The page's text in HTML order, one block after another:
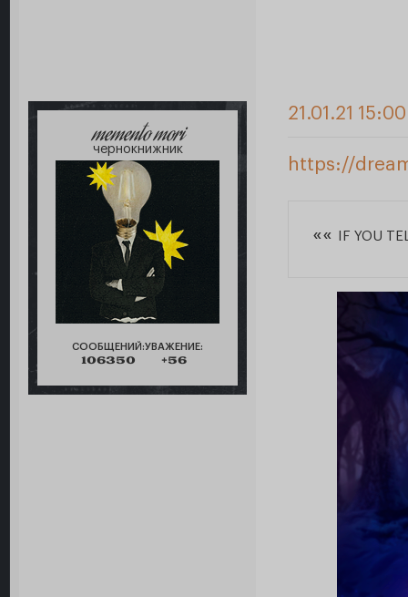
memento mori
чернокнижник
СООБЩЕНИЙ:
106350
УВАЖЕНИЕ:
+56
21.01.21
https://
«« IF YOU